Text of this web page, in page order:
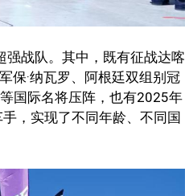
战队。其中，既有征战达喀
保·纳瓦罗、阿根廷双组别冠
国际名将压阵，也有2025年
，实现了不同年龄、不同国